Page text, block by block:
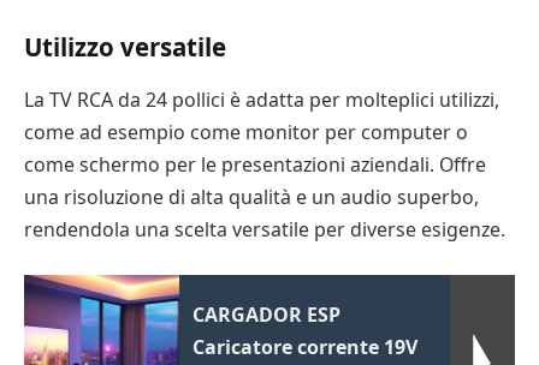
Utilizzo versatile
La TV RCA da 24 pollici è adatta per molteplici utilizzi,
come ad esempio come monitor per computer o
come schermo per le presentazioni aziendali. Offre
una risoluzione di alta qualità e un audio superbo,
rendendola una scelta versatile per diverse esigenze.
CARGADOR ESP
Caricatore corrente 19V